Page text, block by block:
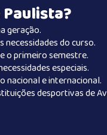
geração.
necessidades do curso.
o primeiro semestre.
especiais.
nacional e internacional.
desportivas de